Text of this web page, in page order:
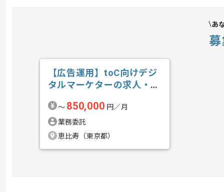
あ
【広告運用】toC向けデジ
タルマーケターの求人・案
〜 850,000 円／月
業務委託
恵比寿（東京都）